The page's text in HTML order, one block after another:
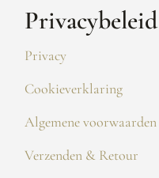
Privacybeleid
Privacy
Cookieverklaring
Algemene voorwaarden
Verzenden & Retour